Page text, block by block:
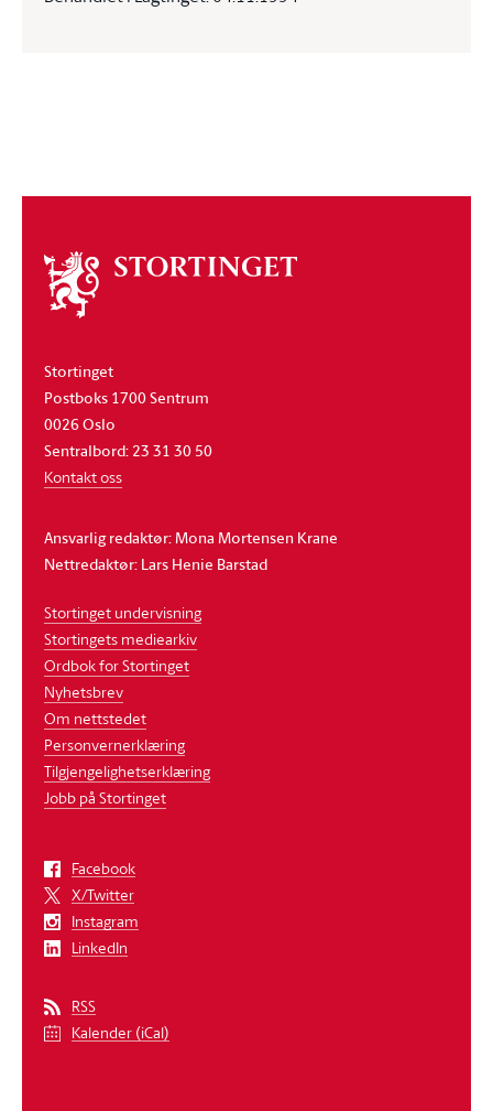
Om
stortinget
Stortinget
Postboks 1700 Sentrum
0026 Oslo
Sentralbord: 23 31 30 50
Kontakt oss
Ansvarlig redaktør: Mona Mortensen Krane
Nettredaktør: Lars Henie Barstad
Stortinget undervisning
Stortingets mediearkiv
Ordbok for Stortinget
Nyhetsbrev
Om nettstedet
Personvernerklæring
Tilgjengelighetserklæring
Jobb på Stortinget
Facebook
X/Twitter
Instagram
LinkedIn
RSS
Kalender (iCal)